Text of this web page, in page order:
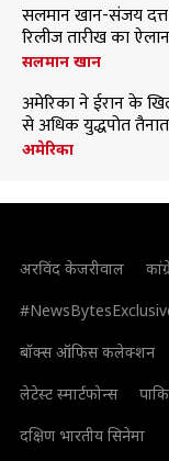
सलमान खान-संजय दत्त
रिलीज तारीख का ऐलान
सलमान खान
अमेरिका ने ईरान के
से अधिक युद्धपोत तैनात
अमेरिका
अरविंद केजरीवाल
बॉक्स ऑफिस कलेक्शन
लेटेस्ट स्मार्टफोन्स
दक्षिण भारतीय सिनेमा